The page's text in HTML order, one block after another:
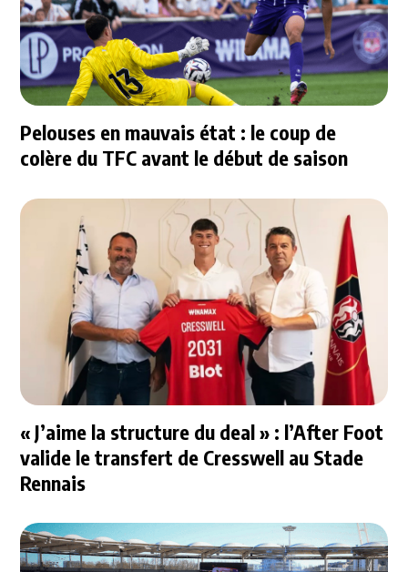
Pelouses en mauvais état : le coup de
colère du TFC avant le début de saison
« J’aime la structure du deal » : l’After Foot
valide le transfert de Cresswell au Stade
Rennais